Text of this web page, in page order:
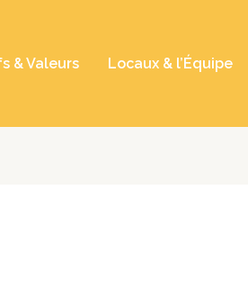
& Valeurs Locaux & l’Équipe